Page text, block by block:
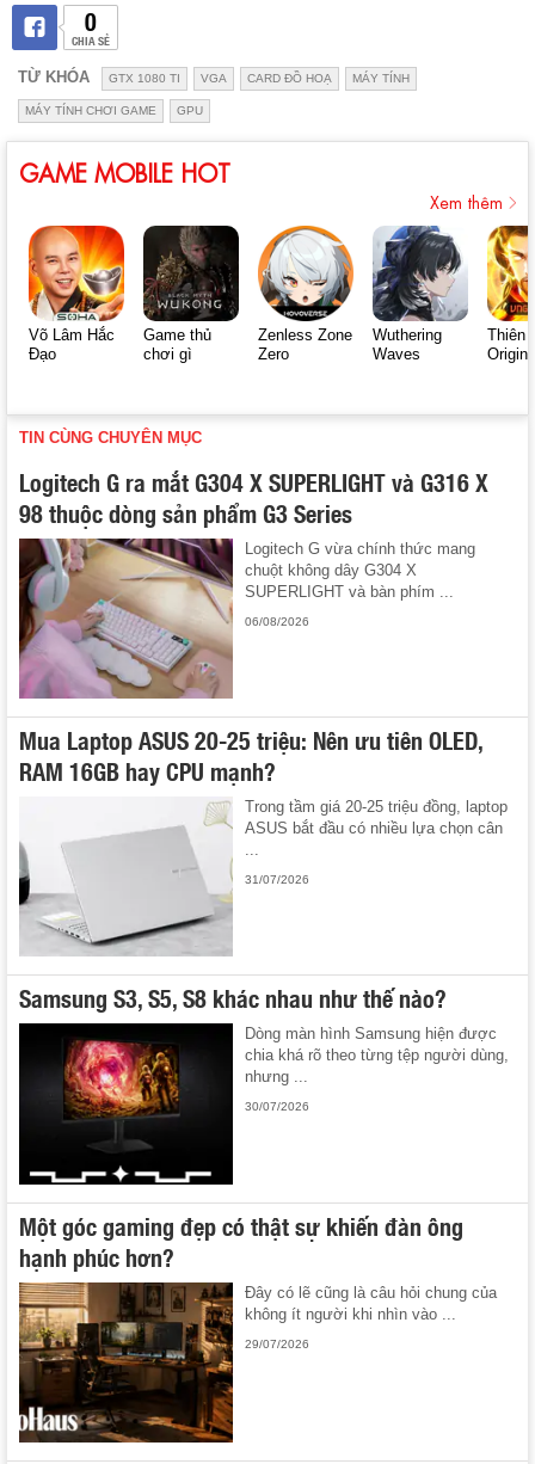
0
CHIA SẺ
TỪ KHÓA GTX 1080 TI VGA CARD ĐỒ HOẠ MÁY TÍNH
MÁY TÍNH CHƠI GAME GPU
GAME MOBILE HOT
Xem thêm
Võ Lâm Hắc
Đạo
Game thủ
chơi gì
Zenless Zone
Zero
Wuthering
Waves
Thiên
Origin
TIN CÙNG CHUYÊN MỤC
Logitech G ra mắt G304 X SUPERLIGHT và G316 X
98 thuộc dòng sản phẩm G3 Series
Logitech G vừa chính thức mang
chuột không dây G304 X
SUPERLIGHT và bàn phím ...
06/08/2026
Mua Laptop ASUS 20-25 triệu: Nên ưu tiên OLED,
RAM 16GB hay CPU mạnh?
Trong tầm giá 20-25 triệu đồng, laptop
ASUS bắt đầu có nhiều lựa chọn cân
31/07/2026
Samsung S3, S5, S8 khác nhau như thế nào?
Dòng màn hình Samsung hiện được
chia khá rõ theo từng tệp người dùng,
nhưng ...
30/07/2026
Một góc gaming đẹp có thật sự khiến đàn ông
hạnh phúc hơn?
Đây có lẽ cũng là câu hỏi chung của
không ít người khi nhìn vào ...
29/07/2026